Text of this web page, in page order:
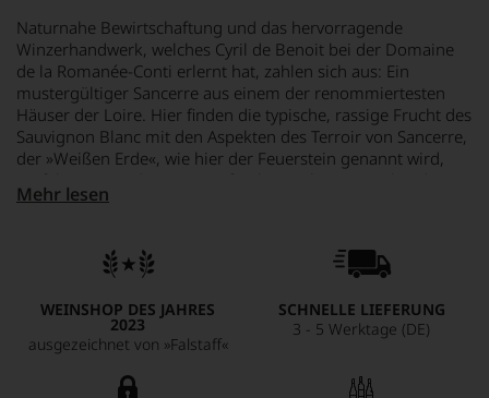
Naturnahe Bewirtschaftung und das hervorragende
Winzerhandwerk, welches Cyril de Benoit bei der Domaine
de la Romanée-Conti erlernt hat, zahlen sich aus: Ein
mustergültiger Sancerre aus einem der renommiertesten
Häuser der Loire. Hier finden die typische, rassige Frucht des
Sauvignon Blanc mit den Aspekten des Terroir von Sancerre,
der »Weißen Erde«, wie hier der Feuerstein genannt wird,
dabei typisch rauchig-mineralisch. Ein toller Sancerre mit
Mehr lesen
WEINSHOP DES JAHRES
2023
ausgezeichnet von »Falstaff«
SCHNELLE LIEFERUNG
3 - 5 Werktage (DE)